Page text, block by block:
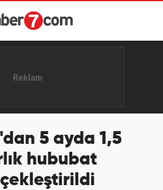
5 ayda 1,5
hububat